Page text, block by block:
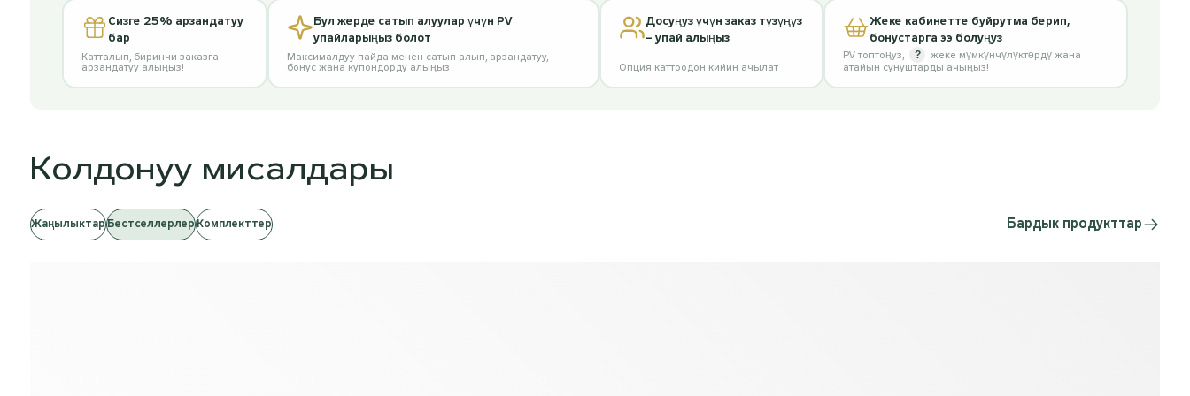
Сизге 25% арзандатуу
бар
Катталып, биринчи заказга
арзандатуу алыңыз!
Бул жерде сатып алуулар үчүн PV
упайларыңыз болот
Максималдуу пайда менен сатып алып, арзандатуу,
бонус жана купондорду алыңыз
Досуңуз үчүн заказ түзүңүз
– упай алыңыз
Опция каттоодон кийин ачылат
Жеке кабинетте буйрутма берип,
бонустарга ээ болуңуз
PV топтоңуз, ?
жеке мүмкүнчүлүктөрдү жана
атайын сунуштарды ачыңыз!
Колдонуу мисалдары
ЖаңылыктарБестселлерлерКомплекттер Бардык продукттар